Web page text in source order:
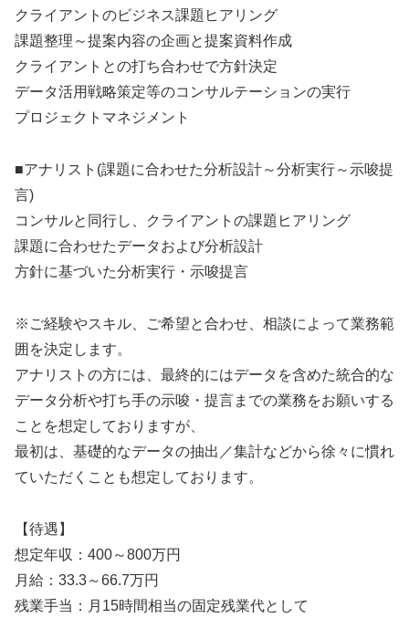
クライアントのビジネス課題ヒアリング
課題整理～提案内容の企画と提案資料作成
クライアントとの打ち合わせで方針決定
データ活用戦略策定等のコンサルテーションの実行
プロジェクトマネジメント
■アナリスト(課題に合わせた分析設計～分析実行～示唆提
言)
コンサルと同行し、クライアントの課題ヒアリング
課題に合わせたデータおよび分析設計
方針に基づいた分析実行・示唆提言
※ご経験やスキル、ご希望と合わせ、相談によって業務範
囲を決定します。
アナリストの方には、最終的にはデータを含めた統合的な
データ分析や打ち手の示唆・提言までの業務をお願いする
ことを想定しておりますが、
最初は、基礎的なデータの抽出／集計などから徐々に慣れ
ていただくことも想定しております。
【待遇】
想定年収：400～800万円
月給：33.3～66.7万円
残業手当：月15時間相当の固定残業代として